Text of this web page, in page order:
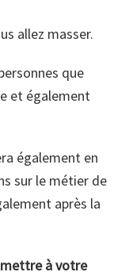
allez masser.
que
et également
également en
sur le métier de
après la
mettre à votre